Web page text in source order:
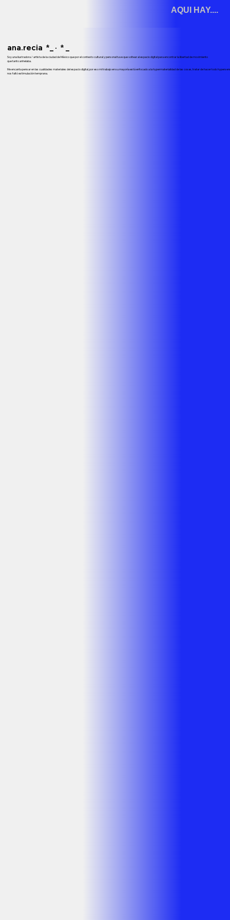
AQUI HAY....
ana.recia *_ · * _
Soy una ilustradora / artista de la ciudad de México que por el contexto cultural y personal tuve que voltear al espacio digital para encontrar la libertad de movimiento
que tanto anhelaba.
Me encanta pensar en las cualidades materiales del espacio digital, por eso mi trabajo en su mayoría está enfocado a la hypermaterialidad de las cosas, tratar de hacer todo
nos faltó estimulación temprana.